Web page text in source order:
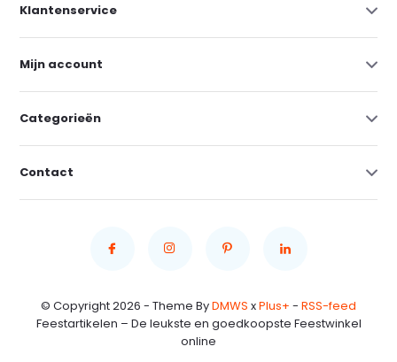
Klantenservice
Mijn account
Categorieën
Contact
© Copyright 2026 - Theme ByDMWS xPlus+ - RSS-feed
Feestartikelen – De leukste en goedkoopste Feestwinkel
online